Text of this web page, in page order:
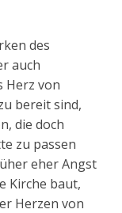
des
auch
Herz von
bereit sind,
die doch
zu passen
eher Angst
Kirche baut,
Herzen von